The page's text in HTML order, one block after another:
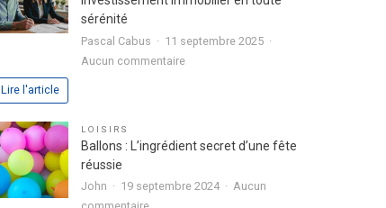
sérénité
Pascal Cabus
11 septembre 2025
Aucun commentairesur
son
Lire l'article
LOISIRS
Ballons : L’ingrédient secret d’une fête
réussie
John 19 septembre 2024
Aucun
sur